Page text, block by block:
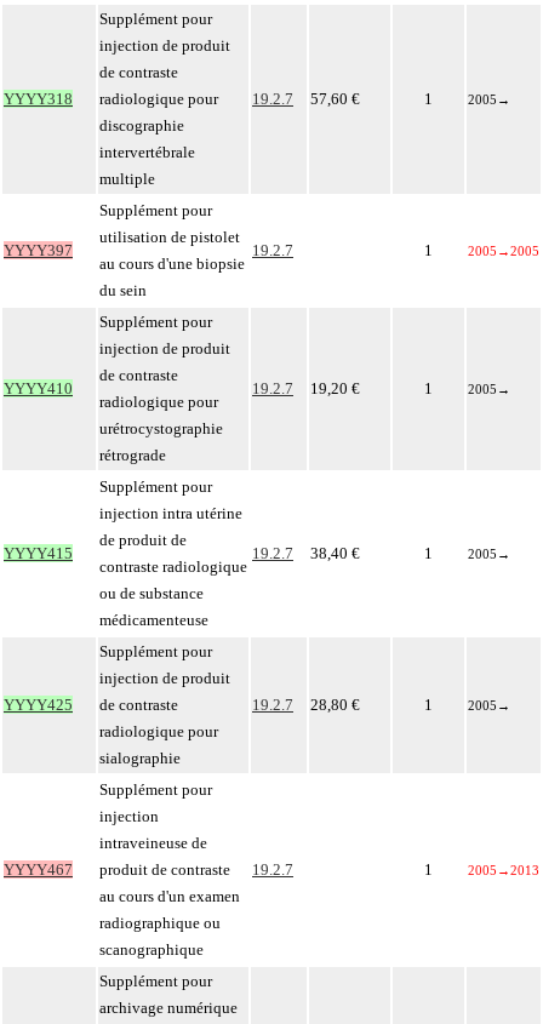
YYYY318
Supplément pour
injection de produit
de contraste
radiologique pour
discographie
intervertébrale
multiple
19.2.7 57,60 € 1 2005 →
YYYY397
Supplément pour
utilisation de pistolet
au cours d'une biopsie
du sein
19.2.7 1 2005 →2005
YYYY410
Supplément pour
injection de produit
de contraste
radiologique pour
urétrocystographie
rétrograde
19.2.7 19,20 € 1 2005 →
YYYY415
Supplément pour
injection intra utérine
de produit de
contraste radiologique
ou de substance
médicamenteuse
19.2.7 38,40 € 1 2005 →
YYYY425
Supplément pour
injection de produit
de contraste
radiologique pour
sialographie
19.2.7 28,80 € 1 2005 →
YYYY467
Supplément pour
injection
intraveineuse de
produit de contraste
au cours d'un examen
radiographique ou
scanographique
19.2.7 1 2005 →2013
Supplément pour
archivage numérique